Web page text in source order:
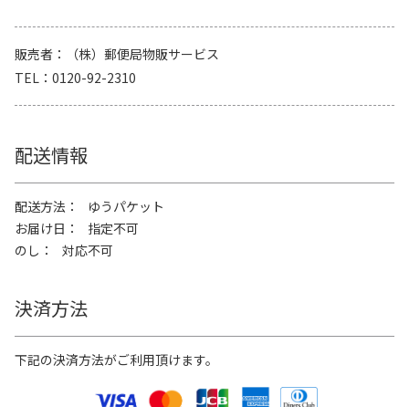
販売者
（株）郵便局物販サービス
TEL
0120-92-2310
配送情報
配送方法
ゆうパケット
お届け日
指定不可
のし
対応不可
決済方法
下記の決済方法がご利用頂けます。